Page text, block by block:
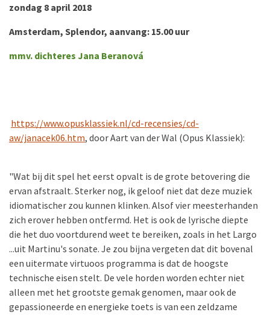
zondag 8 april 2018
Amsterdam, Splendor, aanvang: 15.00 uur
mmv. dichteres Jana Beranová
https://www.opusklassiek.nl/cd-recensies/cd-
aw/janacek06.htm, door Aart van der Wal (Opus Klassiek):
"Wat bij dit spel het eerst opvalt is de grote betovering die
ervan afstraalt. Sterker nog, ik geloof niet dat deze muziek
idiomatischer zou kunnen klinken. Alsof vier meesterhanden
zich erover hebben ontfermd. Het is ook de lyrische diepte
die het duo voortdurend weet te bereiken, zoals in het Largo
...uit Martinu's sonate. Je zou bijna vergeten dat dit bovenal
een uitermate virtuoos programma is dat de hoogste
technische eisen stelt. De vele horden worden echter niet
alleen met het grootste gemak genomen, maar ook de
gepassioneerde en energieke toets is van een zeldzame